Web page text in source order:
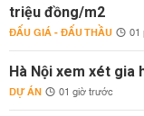
triệu đồng/m2
ĐẤU GIÁ - ĐẤU THẦU 01
Hà Nội xem xét gia
DỰ ÁN 01 giờ trước